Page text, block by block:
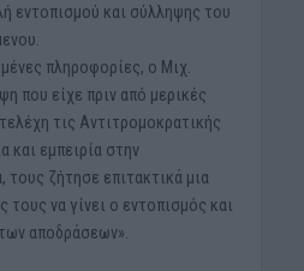
εντοπισμού και σύλληψης του
πληροφορίες, ο Μιχ.
που είχε πριν από μερικές
τις Αντιτρομοκρατικής
και εμπειρία στην
τους ζήτησε επιτακτικά μια
τους να γίνει ο εντοπισμός και
αποδράσεων».